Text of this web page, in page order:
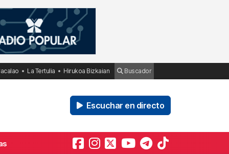
La Tertulia Hirukoa Bizkaian Buscador
Escuchar en directo